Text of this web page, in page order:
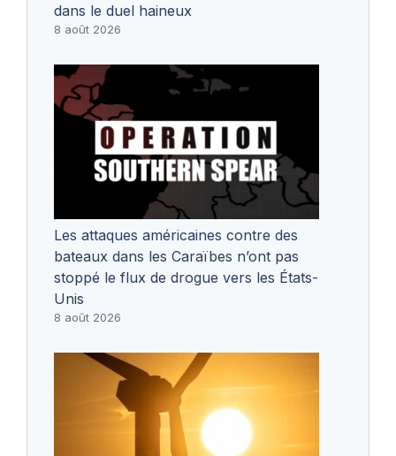
dans le duel haineux
8 août 2026
Les attaques américaines contre des
bateaux dans les Caraïbes n’ont pas
stoppé le flux de drogue vers les États-
Unis
8 août 2026